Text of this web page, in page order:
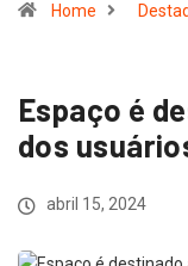
Home
Espaço é
dos
abril 15, 2024